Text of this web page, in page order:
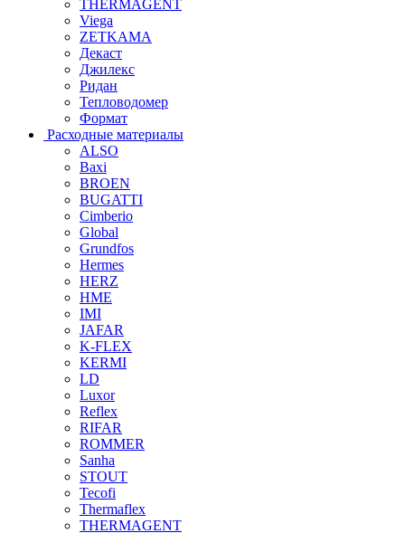
THERMAGENT
Viega
ZETKAMA
Декаст
Джилекс
Ридан
Тепловодомер
Формат
Расходные материалы
ALSO
Baxi
BROEN
BUGATTI
Cimberio
Global
Grundfos
Hermes
HERZ
HME
IMI
JAFAR
K-FLEX
KERMI
LD
Luxor
Reflex
RIFAR
ROMMER
Sanha
STOUT
Tecofi
Thermaflex
THERMAGENT